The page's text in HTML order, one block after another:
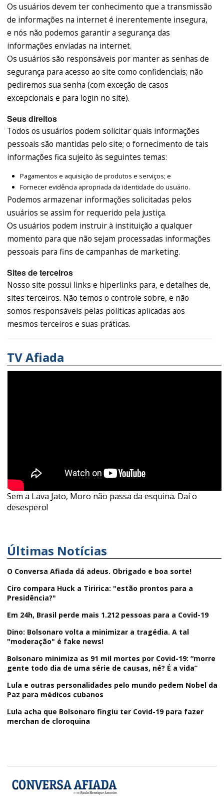
Os usuários devem ter conhecimento que a transmissão
de informações na internet é inerentemente insegura,
e nós não podemos garantir a segurança das
informações enviadas na internet.
Os usuários são responsáveis por manter as senhas de
segurança para acesso ao site como confidenciais; não
pediremos sua senha (com exceção de casos
excepcionais e para login no site).
Seus direitos
Todos os usuários podem solicitar quais informações
pessoais são mantidas pelo site; o fornecimento de tais
informações fica sujeito às seguintes temas:
Pagamentos e aquisição de produtos e serviços; e
Fornecer evidência apropriada da identidade do usuário.
Podemos armazenar informações solicitadas pelos
usuários se assim for requerido pela justiça.
Os usuários podem instruir à instituição a qualquer
momento para que não sejam processadas informações
pessoais para fins de campanhas de marketing.
Sites de terceiros
Nosso site possui links e hiperlinks para, e detalhes de,
sites terceiros. Não temos o controle sobre, e não
somos responsáveis pelas políticas aplicadas aos
mesmos terceiros e suas práticas.
TV Afiada
Sem a Lava Jato, Moro não passa da esquina. Daí o
desespero!
Últimas Notícias
O Conversa Afiada dá adeus. Obrigado e boa sorte!
Ciro compara Huck a Tiririca: "estão prontos para a
Presidência?"
Em 24h, Brasil perde mais 1.212 pessoas para a Covid-19
Dino: Bolsonaro volta a minimizar a tragédia. A tal
"moderação" é fake news!
Bolsonaro minimiza as 91 mil mortes por Covid-19: “morre
gente todo dia de uma série de causas, né? É a vida”
Lula e outras personalidades pelo mundo pedem Nobel da
Paz para médicos cubanos
Lula acha que Bolsonaro fingiu ter Covid-19 para fazer
merchan de cloroquina